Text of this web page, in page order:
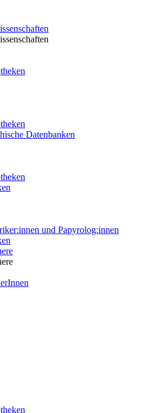
Datenbanken
und Papyrolog:innen